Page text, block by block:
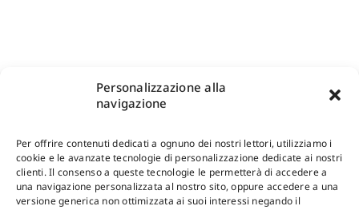
Personalizzazione alla
navigazione
Per offrire contenuti dedicati a ognuno dei nostri lettori, utilizziamo i
cookie e le avanzate tecnologie di personalizzazione dedicate ai nostri
clienti. Il consenso a queste tecnologie le permetterà di accedere a
una navigazione personalizzata al nostro sito, oppure accedere a una
versione generica non ottimizzata ai suoi interessi negando il
Shop Gangemi Editore-Pagamenti Sicuri e anche Rateali